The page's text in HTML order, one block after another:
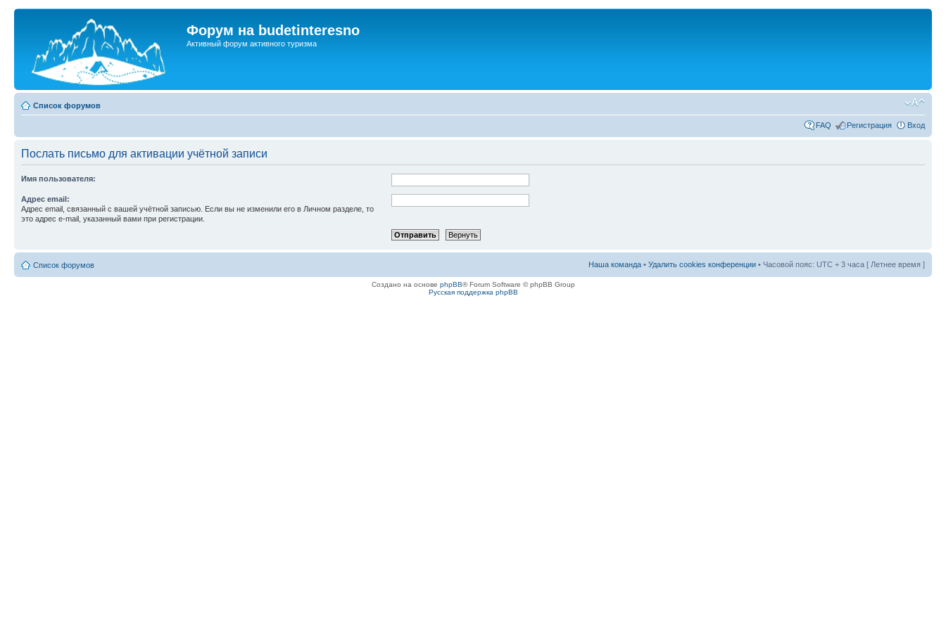
Форум на budetinteresno
Активный форум активного туризма
Список форумов
FAQ Регистрация Вход
Послать письмо для активации учётной записи
Имя пользователя:
Адрес email:
Адрес email, связанный с вашей учётной записью. Если вы не изменили его в Личном разделе, то
это адрес e-mail, указанный вами при регистрации.
Список форумов Наша команда • Удалить cookies конференции • Часовой пояс: UTC + 3 часа [ Летнее время ]
Создано на основе phpBB® Forum Software © phpBB Group
Русская поддержка phpBB